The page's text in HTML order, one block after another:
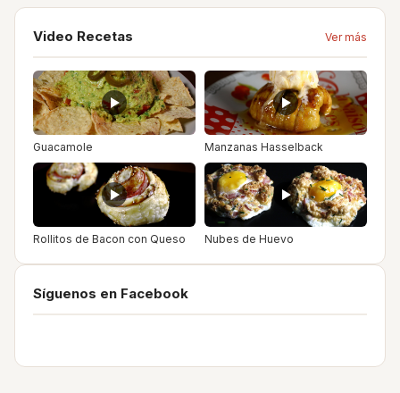
Video Recetas Ver más
Guacamole Manzanas Hasselback
Rollitos de Bacon con Queso Nubes de Huevo
Síguenos en Facebook